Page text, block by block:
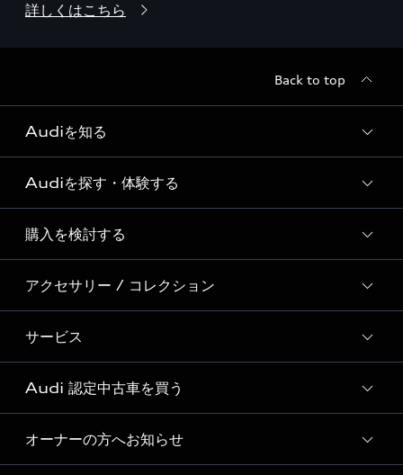
詳しくはこちら
Back to top
Audiを知る
Audi ブランド
Story of Progress
Audi Sport
Formula 1®
デジタルサービス
Audiを探す・体験する
ディーラー検索
新車在庫検索
試乗車・展示車検索
見積り依頼
試乗予約
購入を検討する
モデル一覧
特別仕様モデル / 限定モデル
e-tronラインアップ
価格シミュレーション
車両比較
アクセサリー / コレクション
純正アクセサリー
オンラインショップ
Audi collection
アウディナビアプリ
サービス
サービス入庫予約
サービスプログラム
メンテナンス
Audi 認定中古車を買う
Audi認定中古車
オーナーの方へお知らせ